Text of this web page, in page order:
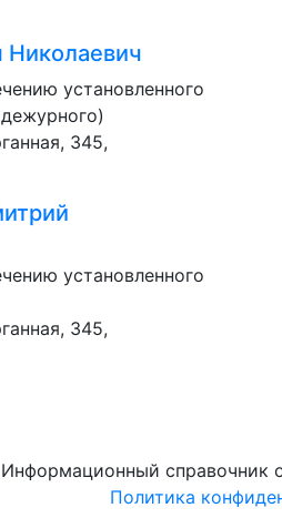
Николаевич
установленного
345,
установленного
345,
Политика